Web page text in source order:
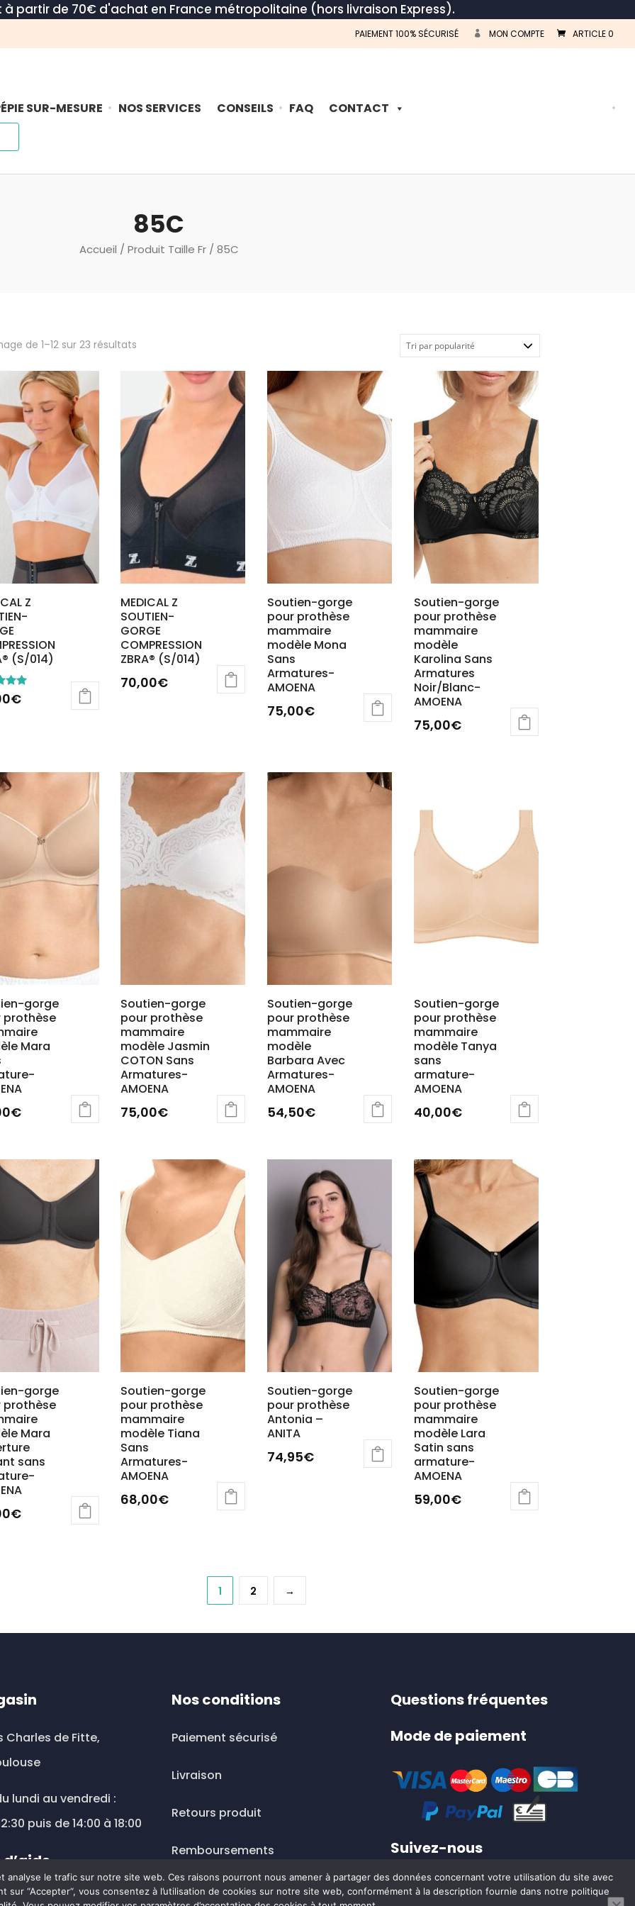
à partir de 70€ d'achat en France métropolitaine (hors livraison Express).
PAIEMENT 100% SÉCURISÉ MON COMPTE ARTICLE 0
SUR-MESURE NOS SERVICES CONSEILS FAQ CONTACT
Recherche
85C
Accueil / Produit Taille Fr / 85C
de 1–12 sur 23 résultats
popularité
Z
(S/014)
€
MEDICAL Z
SOUTIEN-
GORGE
COMPRESSION
ZBRA® (S/014)
70,00€
Soutien-gorge
pour prothèse
mammaire
modèle Mona
Sans
Armatures-
AMOENA
75,00€
Soutien-gorge
pour prothèse
mammaire
modèle
Karolina Sans
Armatures
Noir/Blanc-
AMOENA
75,00€
gorge
prothèse
Mara
€
Soutien-gorge
pour prothèse
mammaire
modèle Jasmin
COTON Sans
Armatures-
AMOENA
75,00€
Soutien-gorge
pour prothèse
mammaire
modèle
Barbara Avec
Armatures-
AMOENA
54,50€
plusieurs
variations.
options
peuvent
être
choisies
sur
la
page
du
produit
Soutien-gorge
pour prothèse
mammaire
modèle Tanya
sans
armature-
AMOENA
40,00€
a
plusieurs
variations.
Les
options
choisies
sur
la
page
du
produit
gorge
prothèse
Mara
sans
€
Soutien-gorge
pour prothèse
mammaire
modèle Tiana
Sans
Armatures-
AMOENA
68,00€
Soutien-gorge
pour prothèse
Antonia –
ANITA
74,95€
Les
options
être
la
du
Soutien-gorge
pour prothèse
mammaire
modèle Lara
Satin sans
armature-
AMOENA
59,00€
options
choisies
la
du
produit
1 2 →
Charles de Fitte,
lundi au vendredi :
puis de 14:00 à 18:00
Nos conditions
Paiement sécurisé
Livraison
Retours produit
Remboursements
Mentions légales
Questions fréquentes
Mode de paiement
Suivez-nous
0
analyse le trafic sur notre site web. Ces raisons pourront nous amener à partager des données concernant votre utilisation du site avec
sur “Accepter“, vous consentez à l’utilisation de cookies sur notre site web, conformément à la description fournie dans notre politique